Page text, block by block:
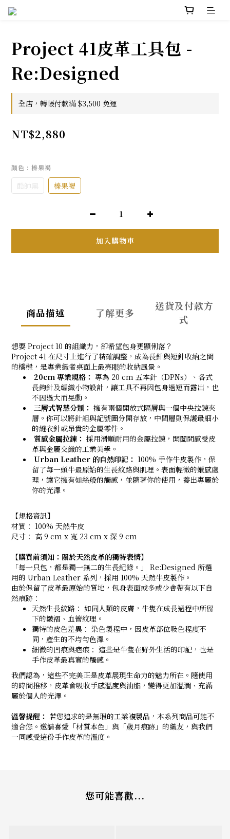
Project 41皮革工具包 -
Re:Designed
全店，轉帳付款滿 $3,500 免運
NT$2,880
顏色 : 榛果褐
酷帥黑 榛果褐
加入購物車
商品描述 了解更多
送貨及付款方
式
想要 Project 10 的組織力，卻希望包身更顯俐落？
Project 41 在尺寸上進行了精確調整，成為長針與短針收納之間
的橋樑，是專業織者桌面上最亮眼的收納風景。
20cm 專業規格： 專為 20 cm 五本針（DPNs）、各式
長鉤針及編織小物設計，讓工具不再因包身過短而露出，也
不因過大而晃動。
三層式智慧分類： 擁有兩個開放式隔層與一個中央拉鍊夾
層。你可以將針組與記號圈分開存放，中間層則保護最細小
的縫衣針或昂貴的金屬零件。
質感金屬拉鍊： 採用滑順耐用的金屬拉鍊，開闔間感受皮
革與金屬交織的工業美學。
Urban Leather 的自然印記： 100% 手作牛皮製作，保
留了每一頭牛最原始的生長紋路與肌理。表面輕微的蠟感處
理，讓它擁有如絲般的觸感，並隨著你的使用，養出專屬於
你的光澤。
【規格資訊】
材質： 100% 天然牛皮
尺寸： 高 9 cm x 寬 23 cm x 深 9 cm
【購買前須知：關於天然皮革的獨特表情】
「每一只包，都是獨一無二的生長紀錄。」 Re:Designed 所選
用的 Urban Leather 系列，採用 100% 天然牛皮製作。
由於保留了皮革最原始的質地，包身表面或多或少會帶有以下自
然痕跡：
天然生長紋路： 如同人類的皮膚，牛隻在成長過程中所留
下的皺褶、血管紋理。
獨特的皮色差異： 染色製程中，因皮革部位吸色程度不
同，產生的不均勻色澤。
細微的凹痕與疤痕： 這些是牛隻在野外生活的印記，也是
手作皮革最真實的觸感。
我們認為，這些不完美正是皮革展現生命力的魅力所在。隨使用
的時間推移，皮革會吸收手感溫度與油脂，變得更加溫潤、充滿
屬於個人的光澤。
溫馨提醒： 若您追求的是無瑕的工業複製品，本系列商品可能不
適合您。邀請喜愛「材質本色」與「歲月痕跡」的織友，與我們
一同感受這份手作皮革的溫度。
您可能喜歡...